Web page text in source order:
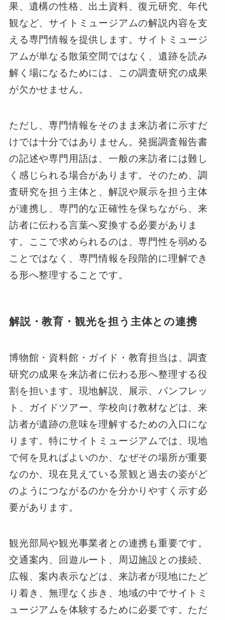
果、遺構の性格、出土資料、復元研究、年代
観など、サイトミュージアムの解説内容を支
える専門情報を提供します。サイトミュージ
アムが単なる散策空間ではなく、遺跡を読み
解く場になるためには、この調査研究の成果
が欠かせません。
ただし、専門情報をそのまま来訪者に示すだ
けでは十分ではありません。発掘調査報告書
の記述や専門用語は、一般の来訪者には難し
く感じられる場合があります。そのため、調
査研究を担う主体と、解説や展示を担う主体
が連携し、専門的な正確性を保ちながら、来
訪者に伝わる言葉へ変換する必要がありま
す。ここで求められるのは、専門性を弱める
ことではなく、専門情報を段階的に理解でき
る形へ整理することです。
解説・教育・観光を担う主体との連携
博物館・資料館・ガイド・教育担当は、調査
研究の成果を来訪者に伝わる形へ整理する役
割を担います。現地解説、展示、パンフレッ
ト、ガイドツアー、学校向け教材などは、来
訪者が遺跡の意味を理解するための入口にな
ります。特にサイトミュージアムでは、現地
で何を見ればよいのか、なぜその場所が重要
なのか、現在見えている景観と過去の姿がど
のようにつながるのかを分かりやすく示す必
要があります。
観光部局や観光事業者との連携も重要です。
交通案内、回遊ルート、周辺施設との接続、
広報、案内表示などは、来訪者が現地にたど
り着き、無理なく歩き、地域の中でサイトミ
ュージアムを体験するために必要です。ただ